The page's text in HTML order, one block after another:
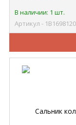
В наличии: 1 шт.
Артикул -